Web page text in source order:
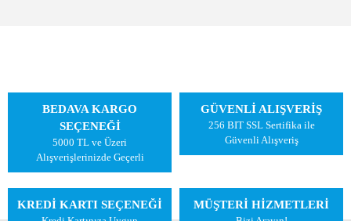
BEDAVA KARGO
SEÇENEĞİ
5000 TL ve Üzeri
Alışverişlerinizde Geçerli
GÜVENLİ ALIŞVERİŞ
256 BIT SSL Sertifika ile
Güvenli Alışveriş
KREDİ KARTI SEÇENEĞİ MÜŞTERİ HİZMETLERİ